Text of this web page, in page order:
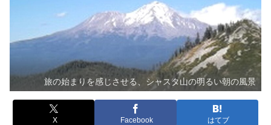
旅の始まりを感じさせる、シャスタ山の明るい朝の風景
X Facebook はてブ